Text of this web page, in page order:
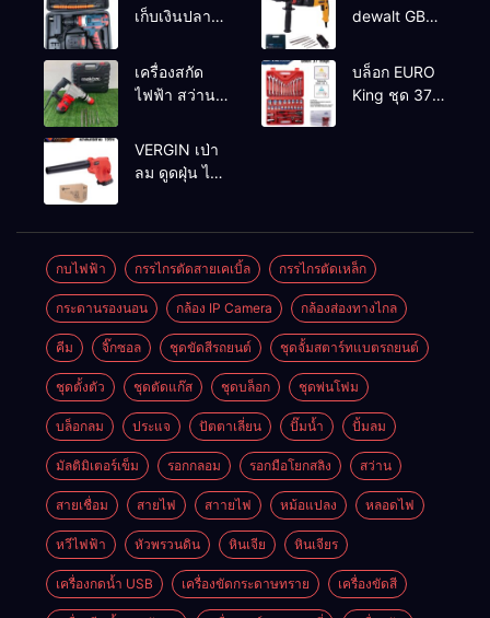
เก็บเงินปลาย
dewalt GBH
2-26 DFR ทุ่น
ทองแดงแท้
100%
เครื่องสกัด
ไฟฟ้า สว่าน
MAKTEC รุ่น MT2926A
บล็อก EURO
King ชุด 37
VERGIN เป่า
ลม ดูดฝุ่น ไร้
กบไฟฟ้า กรรไกรตัดสายเคเบิ้ล กรรไกรตัดเหล็ก
กระดานรองนอน กล้อง IP Camera กล้องส่องทางไกล
คีม จิ๊กซอล ชุดขัดสีรถยนต์​ ชุดจั้มสตาร์ทแบตรถยนต์
ชุดตั้งตัว ชุดตัดแก๊ส ชุดบล็อก ชุดพ่นโฟม
บล็อกลม ประแจ ปัตตาเลี่ยน ปั๊มน้ำ ปั้มลม
มัลติมิเตอร์เข็ม รอกกลอม รอกมือโยกสลิง สว่าน
สายเชื่อม สายไฟ สาายไฟ หม้อแปลง หลอดไฟ
หวีไฟฟ้า หัวพรวนดิน หินเจีย หินเจียร
เครื่องกดน้ำ USB เครื่องขัดกระดาษทราย เครื่องขัดสี